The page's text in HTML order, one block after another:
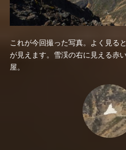
これが今回撮った写真。よく見る
が見えます。雪渓の右に見える赤
屋。